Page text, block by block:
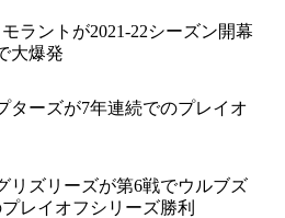
ラントが2021-22シーズン開幕
大爆発
ターズが7年連続でのプレイオ
リズリーズが第6戦でウルブズ
レイオフシリーズ勝利